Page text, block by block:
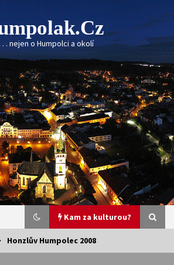
. . nejen o Humpolci a okolí
Kam za kulturou?
Honzlův Humpolec 2008